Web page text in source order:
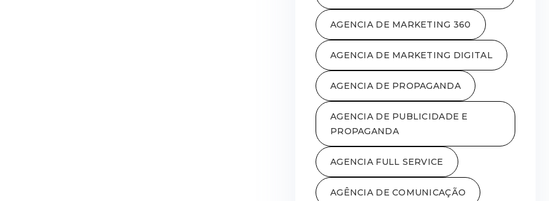
AGENCIA DE MARKETING 360
AGENCIA DE MARKETING DIGITAL
AGENCIA DE PROPAGANDA
AGENCIA DE PUBLICIDADE E
PROPAGANDA
AGENCIA FULL SERVICE
AGÊNCIA DE COMUNICAÇÃO